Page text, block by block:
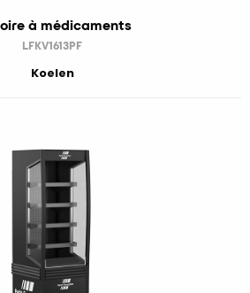
à médicaments
LFKV1613PF
Koelen